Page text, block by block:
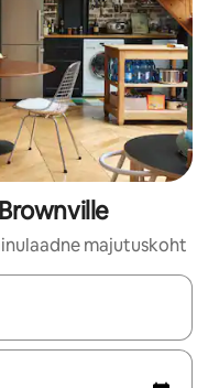
majutuskoht
nooleklahvidega või